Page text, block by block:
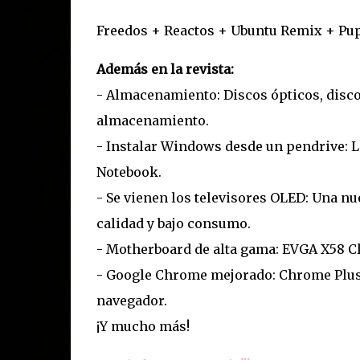
Freedos + Reactos + Ubuntu Remix +
Además en la revista:
- Almacenamiento: Discos ópticos,
almacenamiento.
- Instalar Windows desde un pendrive:
Notebook.
- Se vienen los televisores OLED: Una
calidad y bajo consumo.
- Motherboard de alta gama: EVGA X58
- Google Chrome mejorado: Chrome
navegador.
¡Y mucho más!